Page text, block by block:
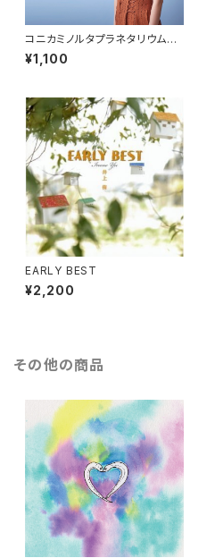
コニカミノルタプラネタリウム
『星の数ほど』挿入歌「時を越え
て」
¥1,100
EARLY BEST
¥2,200
その他の商品